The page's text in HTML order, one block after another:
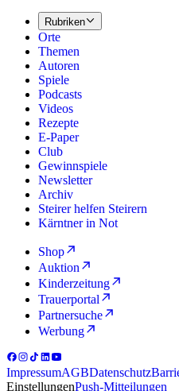
Rubriken
Orte
Themen
Autoren
Spiele
Podcasts
Videos
Rezepte
E-Paper
Club
Gewinnspiele
Newsletter
Archiv
Steirer helfen Steirern
Kärntner in Not
Shop
Auktion
Kinderzeitung
Trauerportal
Partnersuche
Werbung
ImpressumAGBDatenschutz
EinstellungenPush-Mitteilungen